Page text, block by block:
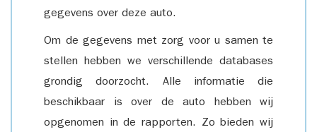
gegevens over deze auto.
Om de gegevens met zorg voor u samen te
stellen hebben we verschillende databases
grondig doorzocht. Alle informatie die
beschikbaar is over de auto hebben wij
opgenomen in de rapporten. Zo bieden wij